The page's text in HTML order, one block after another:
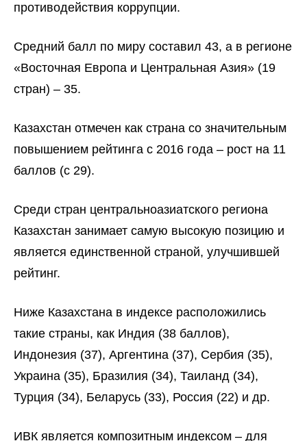
противодействия коррупции.
Средний балл по миру составил 43, а в регионе
«Восточная Европа и Центральная Азия» (19
стран) – 35.
Казахстан отмечен как страна со значительным
повышением рейтинга с 2016 года – рост на 11
баллов (с 29).
Среди стран центральноазиатского региона
Казахстан занимает самую высокую позицию и
является единственной страной, улучшившей
рейтинг.
Ниже Казахстана в индексе расположились
такие страны, как Индия (38 баллов),
Индонезия (37), Аргентина (37), Сербия (35),
Украина (35), Бразилия (34), Таиланд (34),
Турция (34), Беларусь (33), Россия (22) и др.
ИВК является композитным индексом – для